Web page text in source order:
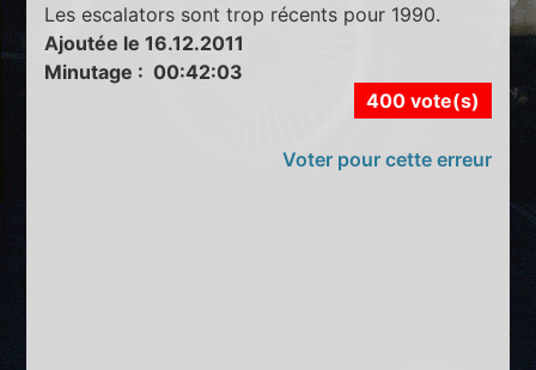
Les escalators sont trop récents pour 1990.
Ajoutée le 16.12.2011
Minutage : 00:42:03
400 vote(s)
Voter pour cette erreur